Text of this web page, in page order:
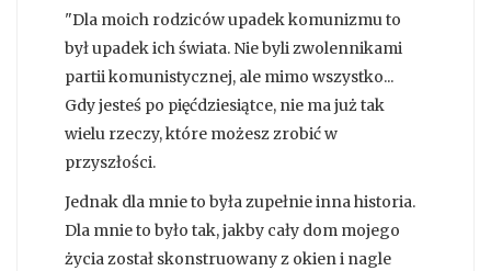
"Dla moich rodziców upadek komunizmu to
był upadek ich świata. Nie byli zwolennikami
partii komunistycznej, ale mimo wszystko...
Gdy jesteś po pięćdziesiątce, nie ma już tak
wielu rzeczy, które możesz zrobić w
przyszłości.
Jednak dla mnie to była zupełnie inna historia.
Dla mnie to było tak, jakby cały dom mojego
życia został skonstruowany z okien i nagle